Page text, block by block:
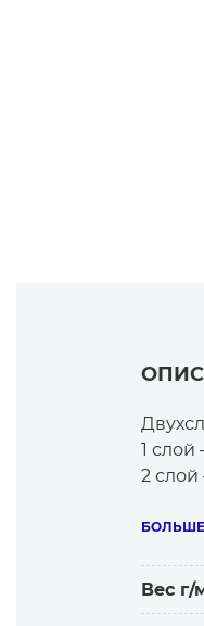
1
2
—
Вес г/